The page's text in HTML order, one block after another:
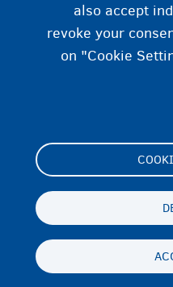
also accept
revoke your
on "Cookie